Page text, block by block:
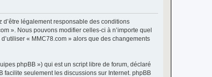
d’être légalement responsable des conditions
». Nous pouvons modifier celles-ci à n’importe quel
« MMC78.com » alors que des changements
phpBB ») qui est un script libre de forum, déclaré
facilite seulement les discussions sur Internet. phpBB